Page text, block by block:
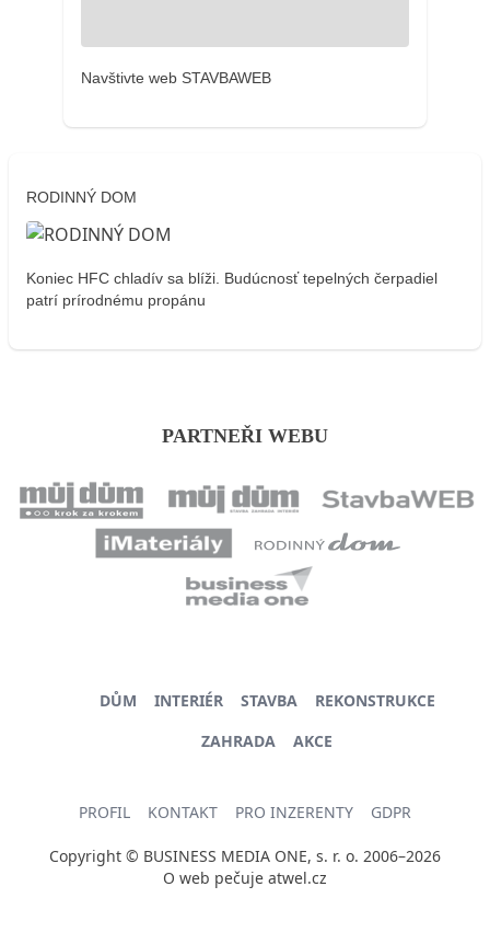
Navštivte web STAVBAWEB
RODINNÝ DOM
Koniec HFC chladív sa blíži. Budúcnosť tepelných čerpadiel
patrí prírodnému propánu
PARTNEŘI WEBU
DŮM INTERIÉR STAVBA
REKONSTRUKCE
ZAHRADA
AKCE
PROFIL KONTAKT PRO INZERENTY GDPR
Copyright © BUSINESS MEDIA ONE, s. r. o. 2006–2026